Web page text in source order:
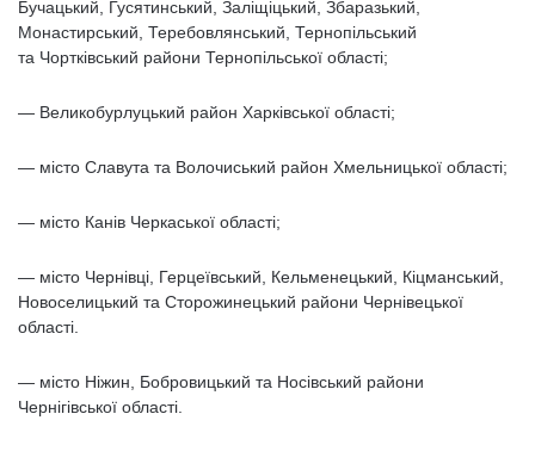
Бучацький, Гусятинський, Заліщіцький, Збаразький,
Монастирський, Теребовлянський, Тернопільський
та Чортківський райони Тернопільської області;
— Великобурлуцький район Харківської області;
— місто Славута та Волочиський район Хмельницької області;
— місто Канів Черкаської області;
— місто Чернівці, Герцеївський, Кельменецький, Кіцманський,
Новоселицький та Сторожинецький райони Чернівецької
області.
— місто Ніжин, Бобровицький та Носівський райони
Чернігівської області.